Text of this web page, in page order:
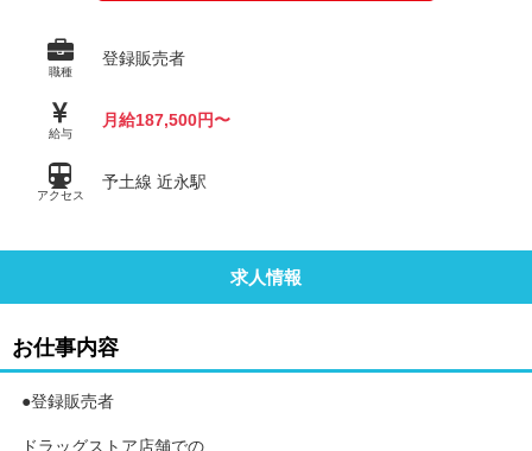
職種
登録販売者
給与
月給187,500円〜
アクセス
予土線 近永駅
求人情報
お仕事内容
●登録販売者
ドラッグストア店舗での